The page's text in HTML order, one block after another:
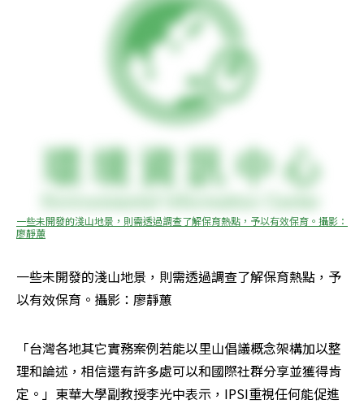
一些未開發的淺山地景，則需透過調查了解保育熱點，予以有效保育。攝影：
廖靜蕙
一些未開發的淺山地景，則需透過調查了解保育熱點，予
以有效保育。攝影：廖靜蕙
「台灣各地其它實務案例若能以里山倡議概念架構加以整
理和論述，相信還有許多處可以和國際社群分享並獲得肯
定。」東華大學副教授李光中表示，IPSI重視任何能促進